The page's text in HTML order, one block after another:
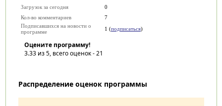
Загрузок за сегодня
0
Кол-во комментариев
7
Подписавшихся на новости о
программе
1 (подписаться)
Оцените программу!
3.33из 5, всего оценок -21
Распределение оценок программы